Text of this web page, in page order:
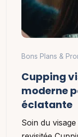
Bons Plans &
Cupping
moderne
éclatante
Soin du